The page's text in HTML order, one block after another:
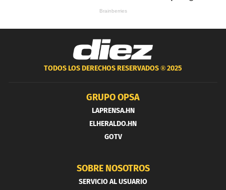
TODOS LOS DERECHOS RESERVADOS ®2025
GRUPO OPSA
LAPRENSA.HN
ELHERALDO.HN
GOTV
SOBRE NOSOTROS
SERVICIO AL USUARIO